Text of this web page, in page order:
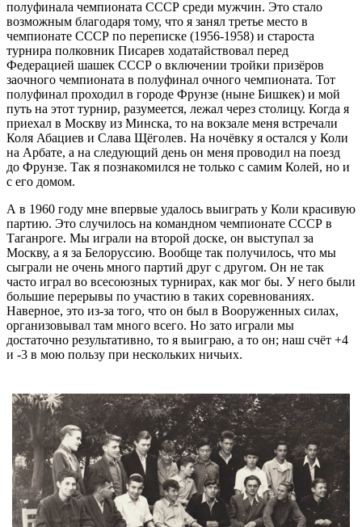
полуфинала чемпионата СССР среди мужчин. Это стало
возможным благодаря тому, что я занял третье место в
чемпионате СССР по переписке (1956-1958) и староста
турнира полковник Писарев ходатайствовал перед
Федерацией шашек СССР о включении тройки призёров
заочного чемпионата в полуфинал очного чемпионата. Тот
полуфинал проходил в городе Фрунзе (ныне Бишкек) и мой
путь на этот турнир, разумеется, лежал через столицу. Когда я
приехал в Москву из Минска, то на вокзале меня встречали
Коля Абациев и Слава Щёголев. На ночёвку я остался у Коли
на Арбате, а на следующий день он меня проводил на поезд
до Фрунзе. Так я познакомился не только с самим Колей, но и
с его домом.
А в 1960 году мне впервые удалось выиграть у Коли красивую
партию. Это случилось на командном чемпионате СССР в
Таганроге. Мы играли на второй доске, он выступал за
Москву, а я за Белоруссию. Вообще так получилось, что мы
сыграли не очень много партий друг с другом. Он не так
часто играл во всесоюзных турнирах, как мог бы. У него были
большие перерывы по участию в таких соревнованиях.
Наверное, это из-за того, что он был в Вооруженных силах,
организовывал там много всего. Но зато играли мы
достаточно результативно, то я выиграю, а то он; наш счёт +4
и -3 в мою пользу при нескольких ничьих.